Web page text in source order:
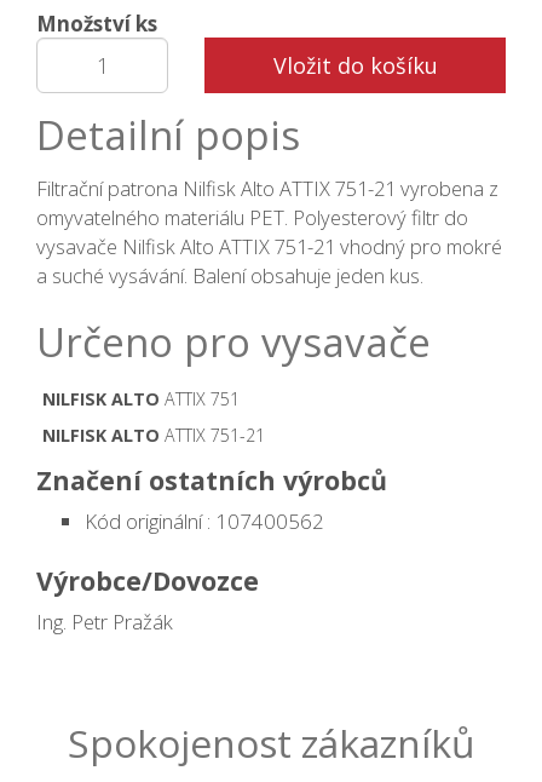
Množství ks
Vložit do košíku
Detailní popis
Filtrační patrona Nilfisk Alto ATTIX 751-21 vyrobena z
omyvatelného materiálu PET. Polyesterový filtr do
vysavače Nilfisk Alto ATTIX 751-21 vhodný pro mokré
a suché vysávání. Balení obsahuje jeden kus.
Určeno pro vysavače
NILFISK ALTO ATTIX 751
NILFISK ALTO ATTIX 751-21
Značení ostatních výrobců
Kód originální : 107400562
Výrobce/Dovozce
Ing. Petr Pražák
Spokojenost zákazníků